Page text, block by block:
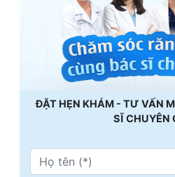
ĐẶT HẸN KHÁM - TƯ VẤN
SĨ CHUYÊN